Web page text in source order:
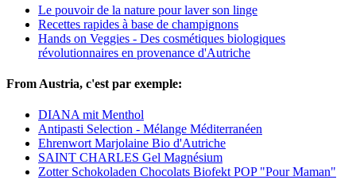
Le pouvoir de la nature pour laver son linge
Recettes rapides à base de champignons
Hands on Veggies - Des cosmétiques biologiques
révolutionnaires en provenance d'Autriche
From Austria, c'est par exemple:
DIANA mit Menthol
Antipasti Selection - Mélange Méditerranéen
Ehrenwort Marjolaine Bio d'Autriche
SAINT CHARLES Gel Magnésium
Zotter Schokoladen Chocolats Biofekt POP "Pour Maman"